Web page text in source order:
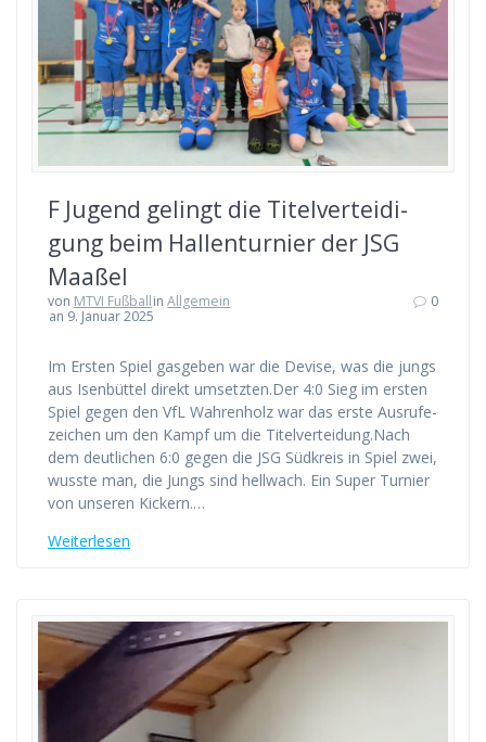
F Jugend gelingt die Titel­ver­tei­di­
gung beim Hal­len­tur­nier der JSG
Maaßel
von MTVI FußballinAllgemein
an 9. Januar 2025
0
Im Ers­ten Spiel gas­ge­ben war die Devi­se, was die jungs
aus Isen­büt­tel direkt umsetz­ten.Der 4:0 Sieg im ers­ten
Spiel gegen den VfL Wah­ren­holz war das ers­te Aus­ru­fe­
zei­chen um den Kampf um die Titel­ver­tei­dung.Nach
dem deut­li­chen 6:0 gegen die JSG Süd­kreis in Spiel zwei,
wuss­te man, die Jungs sind hell­wach. Ein Super Tur­nier
von unse­ren Kickern.…
Wei­ter­le­sen